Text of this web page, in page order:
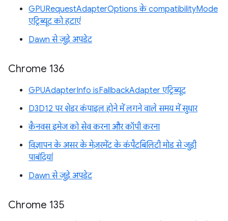
GPURequestAdapterOptions के compatibilityMode
एट्रिब्यूट को हटाएं
Dawn से जुड़े अपडेट
Chrome 136
GPUAdapterInfo isFallbackAdapter एट्रिब्यूट
D3D12 पर शेडर कंपाइल होने में लगने वाले समय में सुधार
कैनवस इमेज को सेव करना और कॉपी करना
विज्ञापन के असर के मेज़रमेंट के कंपैटबिलिटी मोड से जुड़ी
पाबंदियां
Dawn से जुड़े अपडेट
Chrome 135